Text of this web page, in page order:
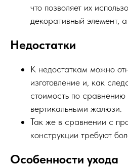
что позволяет их
декоративный элемент,
Недостатки
К недостаткам можно
изготовление и, как
стоимость по
вертикальными жалюзи.
Так же в сравнении с
конструкции требуют
Особенности ухода